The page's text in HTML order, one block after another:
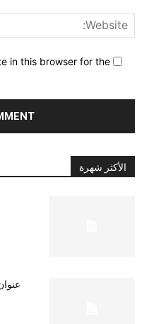
in this browser for the
الأكثر شهرة